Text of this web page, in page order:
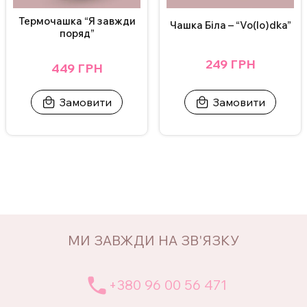
Термочашка “Я завжди
поряд”
449 ГРН
Замовити
Чашка Біла – “Vo(lo)dka”
249 ГРН
Замовити
МИ ЗАВЖДИ НА ЗВ'ЯЗКУ
+380 96 00 56 471